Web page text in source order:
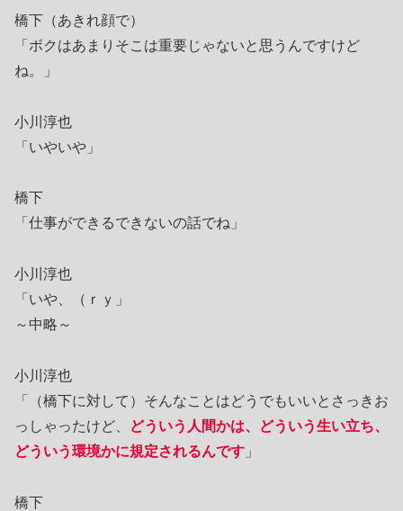
橋下（あきれ顔で）
「ボクはあまりそこは重要じゃないと思うんですけど
ね。」
小川淳也
「いやいや」
橋下
「仕事ができるできないの話でね」
小川淳也
「いや、（ｒｙ」
～中略～
小川淳也
「（橋下に対して）そんなことはどうでもいいとさっきお
っしゃったけど、
どういう人間かは、どういう生い立ち、
どういう環境かに規定されるんです 」
橋下